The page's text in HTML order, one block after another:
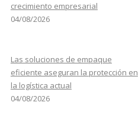
crecimiento empresarial
04/08/2026
Las soluciones de empaque
eficiente aseguran la protección en
la logística actual
04/08/2026